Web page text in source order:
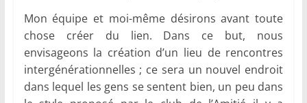
Mon équipe et moi-même désirons avant toute
chose créer du lien. Dans ce but, nous
envisageons la création d’un lieu de rencontres
intergénérationnelles ; ce sera un nouvel endroit
dans lequel les gens se sentent bien, un peu dans